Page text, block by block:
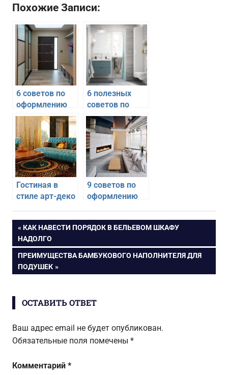
Похожие Записи:
6 советов по
оформлению
тесной
прихожей
6 полезных
советов по
оформлению
ванной
комнаты
Гостиная в
стиле арт-деко
оформлению
9 советов по
оформлению
интерьере
Навигация
по
записям
ПРЕДЫДУЩАЯ
ЗАПИСЬ:
КАК НАВЕСТИ ПОРЯДОК В БЕЛЬЕВОМ ШКАФУ
НАДОЛГО
СЛЕДУЮЩАЯ
ЗАПИСЬ:
ПРЕИМУЩЕСТВА БАМБУКОВОГО НАПОЛНИТЕЛЯ ДЛЯ
ПОДУШЕК
ОСТАВИТЬ ОТВЕТ
Ваш адрес email не будет опубликован.
Обязательные поля помечены *
Комментарий *